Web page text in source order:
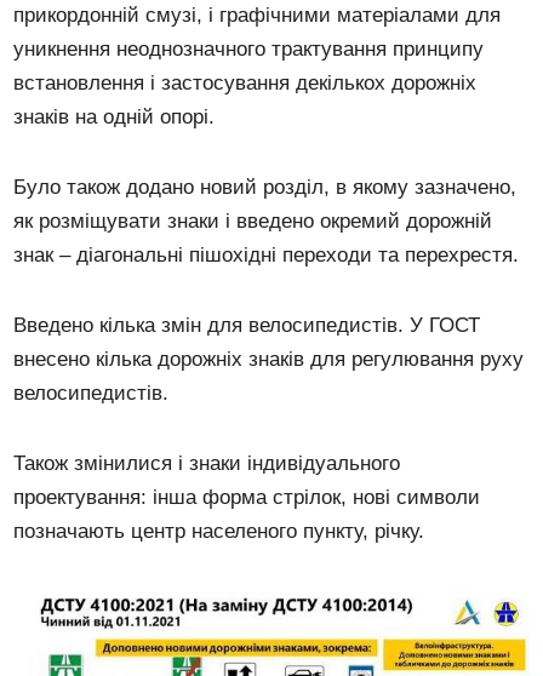
прикордонній смузі, і графічними матеріалами для
уникнення неоднозначного трактування принципу
встановлення і застосування декількох дорожніх
знаків на одній опорі.
Було також додано новий розділ, в якому зазначено,
як розміщувати знаки і введено окремий дорожній
знак – діагональні пішохідні переходи та перехрестя.
Введено кілька змін для велосипедистів. У ГОСТ
внесено кілька дорожніх знаків для регулювання руху
велосипедистів.
Також змінилися і знаки індивідуального
проектування: інша форма стрілок, нові символи
позначають центр населеного пункту, річку.